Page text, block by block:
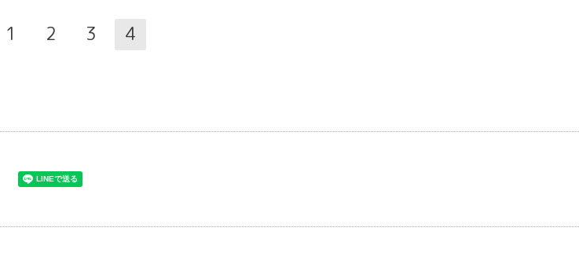
1 2 3 4